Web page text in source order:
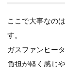
ここで大事なの
す。
ガスファンヒー
負担が軽く感じ